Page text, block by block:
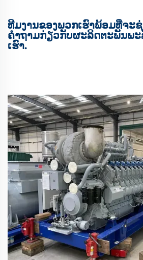
ທີມງານຂອງພວກເຮົາພ້ອມທີ່ຈະ
ຄໍາຖາມກ່ຽວກັບຜະລິດຕະພັນພະ
ເຮົາ.